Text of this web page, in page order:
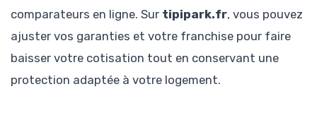
comparateurs en ligne. Sur tipipark.fr, vous pouvez
ajuster vos garanties et votre franchise pour faire
baisser votre cotisation tout en conservant une
protection adaptée à votre logement.